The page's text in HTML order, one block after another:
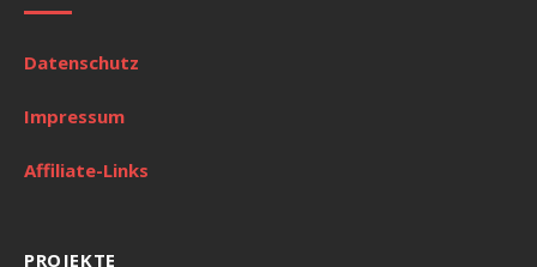
Datenschutz
Impressum
Affiliate-Links
PROJEKTE